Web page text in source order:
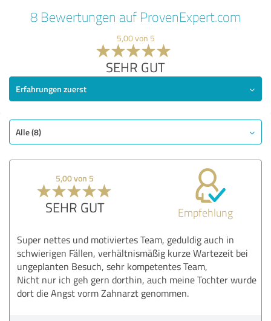
8 Bewertungen auf ProvenExpert.com
5,00 von 5
SEHR GUT
Erfahrungen zuerst
Alle (8)
5,00 von 5
SEHR GUT Empfehlung
Super nettes und motiviertes Team, geduldig auch in
schwierigen Fällen, verhältnismäßig kurze Wartezeit bei
ungeplanten Besuch, sehr kompetentes Team,
Nicht nur ich geh gern dorthin, auch meine Tochter wurde
dort die Angst vorm Zahnarzt genommen.